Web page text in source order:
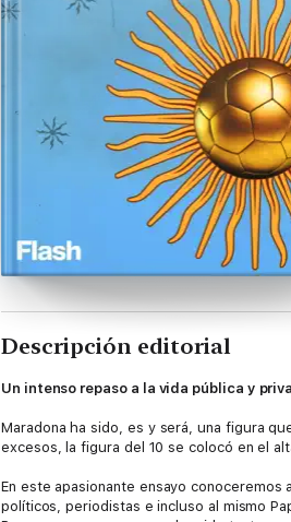
Descripción editorial
Un intenso repaso a la vida pública y
Maradona ha sido, es y será, una figura
excesos, la figura del 10 se colocó en el
En este apasionante ensayo
políticos, periodistas e incluso al mismo